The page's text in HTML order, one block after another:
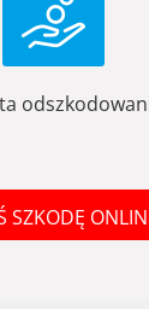
SZKODĘ